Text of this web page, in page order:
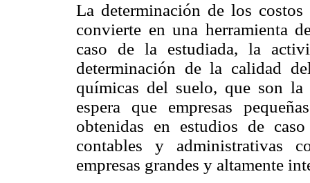
La determinación de los costos
convierte en una herramienta
caso de la estudiada, la
determinación de la calidad
químicas del suelo, que son
espera que empresas
obtenidas en estudios de
contables y administrativas
empresas grandes y altamente